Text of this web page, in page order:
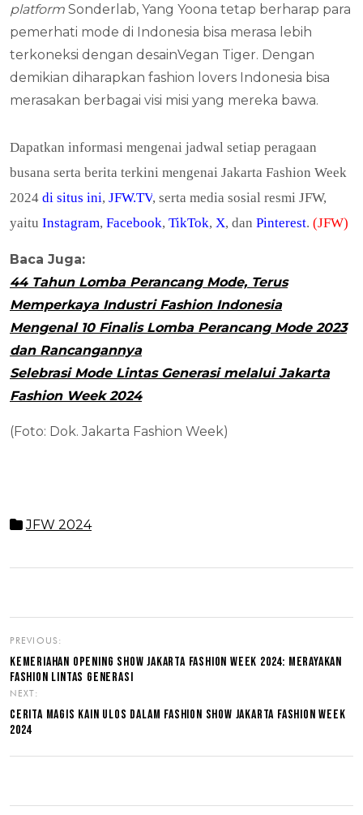
platform Sonderlab, Yang Yoona tetap berharap para
pemerhati mode di Indonesia bisa merasa lebih
terkoneksi dengan desainVegan Tiger. Dengan
demikian diharapkan fashion lovers Indonesia bisa
merasakan berbagai visi misi yang mereka bawa.
Dapatkan informasi mengenai jadwal setiap peragaan
busana serta berita terkini mengenai Jakarta Fashion Week
2024 di situs ini, JFW.TV, serta media sosial resmi JFW,
yaitu Instagram, Facebook, TikTok, X, dan Pinterest. (JFW)
Baca Juga:
44 Tahun Lomba Perancang Mode, Terus
Memperkaya Industri Fashion Indonesia
Mengenal 10 Finalis Lomba Perancang Mode 2023
dan Rancangannya
Selebrasi Mode Lintas Generasi melalui Jakarta
Fashion Week 2024
(Foto: Dok. Jakarta Fashion Week)
JFW 2024
PREVIOUS:
KEMERIAHAN OPENING SHOW JAKARTA FASHION WEEK 2024: MERAYAKAN
FASHION LINTAS GENERASI
NEXT:
CERITA MAGIS KAIN ULOS DALAM FASHION SHOW JAKARTA FASHION WEEK
2024